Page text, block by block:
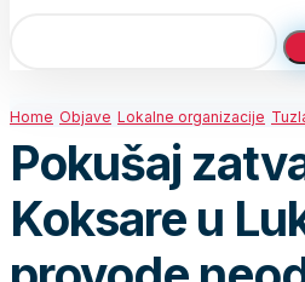
Home Objave Lokalne organizacije
Pokušaj
Koksare u